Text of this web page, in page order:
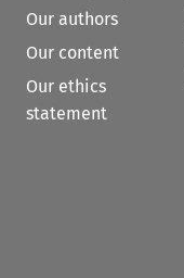
Our authors
Our content
Our ethics
statement